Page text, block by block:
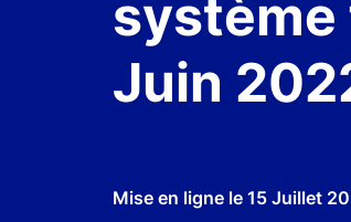
Juin
Mise en ligne le 15 Juillet